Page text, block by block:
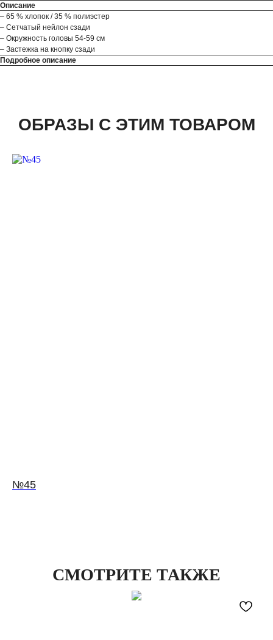
Описание
– 65 % хлопок / 35 % полиэстер
– Сетчатый нейлон сзади
– Окружность головы 54-59 см
– Застежка на кнопку сзади
Подробное описание
ОБРАЗЫ С ЭТИМ ТОВАРОМ
№45
СМОТРИТЕ ТАКЖЕ